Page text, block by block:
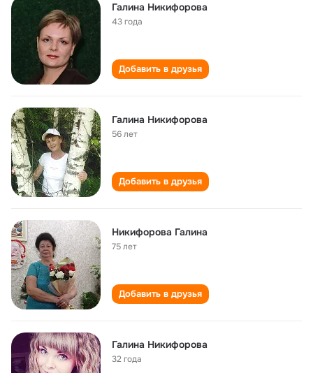
Галина Никифорова
43 года
Добавить в друзья
Галина Никифорова
56 лет
Добавить в друзья
Никифорова Галина
75 лет
Добавить в друзья
Галина Никифорова
32 года